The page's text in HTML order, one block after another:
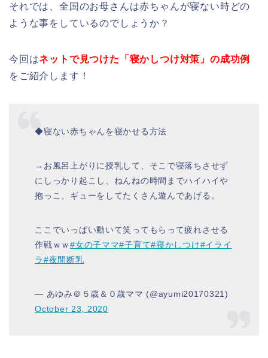
それでは、全国のお母さんは赤ちゃんが寝ない時どの
ような事をしているのでしょうか？
今回はネットで見つけた「寝かしつけ対策」の成功例
をご紹介します！
◆寝ない赤ちゃんを寝かせる方法
→お風呂上がりに授乳して、そこで寝落ちさせず
にしっかり起こし、ねんねの時間までハイハイや
抱っこ、ギューをしてたくさん遊んであげる。
ここでいっぱい動いて笑ってもらって疲れさせる
作戦ｗｗ#女の子ママ#子育て#寝かしつけ#イライ
ラ#夜間断乳
— あゆみ＠５歳＆０歳ママ (@ayumi20170321)
October 23, 2020